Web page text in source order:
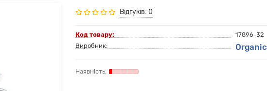
Відгуків: 0
Код товару:
17896-32
Виробник:
Organic